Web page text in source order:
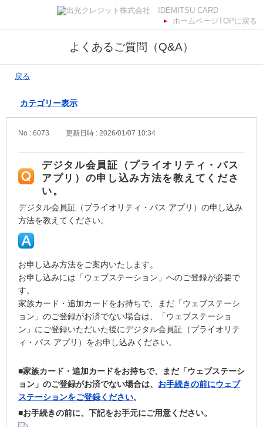
ホームページTOPに戻る
よくあるご質問（Q&A）
戻る
カテゴリー表示
No : 6073 更新日時 : 2026/01/07 10:34
デジタル会員証（プライオリティ・パス
アプリ）の申し込み方法を教えてくださ
い。
デジタル会員証（プライオリティ・パス アプリ）の申し込み
方法を教えてください。
お申し込み方法をご案内いたします。
お申し込みには「ウェブステーション」へのご登録が必要で
す。
家族カード・追加カードをお持ちで、まだ「ウェブステーシ
ョン」のご登録がお済でない場合は、「ウェブステーショ
ン」にご登録いただいた後にデジタル会員証（プライオリテ
ィ・パス アプリ）をお申し込みください。
■家族カード・追加カードをお持ちで、まだ「ウェブステーシ
ョン」のご登録がお済でない場合は、 お手続きの前にウェブ
ステーションをご登録ください。
■お手続きの前に、下記をお手元にご用意ください。